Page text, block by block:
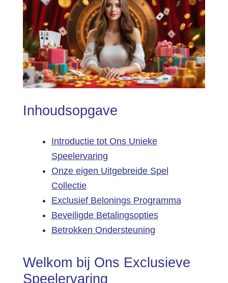
Inhoudsopgave
Introductie tot Ons Unieke
Speelervaring
Onze eigen Uitgebreide Spel
Collectie
Exclusief Belonings Programma
Beveiligde Betalingsopties
Betrokken Ondersteuning
Welkom bij Ons Exclusieve
Speelervaring